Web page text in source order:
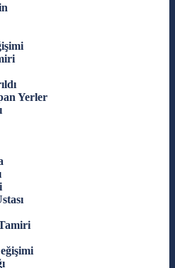
Yerler